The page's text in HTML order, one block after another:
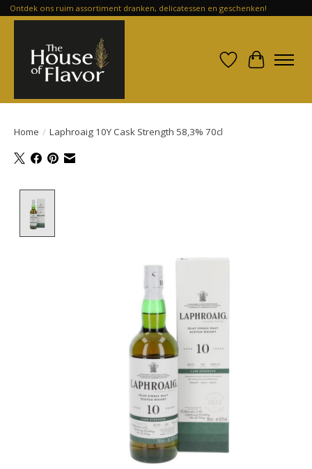
Ontdek ons ruim assortiment dranken, delicatessen en geschenken!
Verlanglijst
Home / Laphroaig 10Y Cask Strength 58,3% 70cl